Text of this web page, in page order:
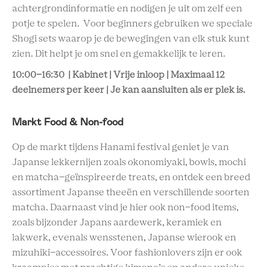
achtergrondinformatie en nodigen je uit om zelf een
potje te spelen. Voor beginners gebruiken we speciale
Shogi sets waarop je de bewegingen van elk stuk kunt
zien. Dit helpt je om snel en gemakkelijk te leren.
10:00-16:30 | Kabinet | Vrije inloop | Maximaal 12
deelnemers per keer | Je kan aansluiten als er plek is.
Markt Food & Non-food
Op de markt tijdens Hanami festival geniet je van
Japanse lekkernijen zoals okonomiyaki, bowls, mochi
en matcha-geïnspireerde treats, en ontdek een breed
assortiment Japanse theeën en verschillende soorten
matcha. Daarnaast vind je hier ook non-food items,
zoals bijzonder Japans aardewerk, keramiek en
lakwerk, evenals wensstenen, Japanse wierook en
mizuhiki-accessoires. Voor fashionlovers zijn er ook